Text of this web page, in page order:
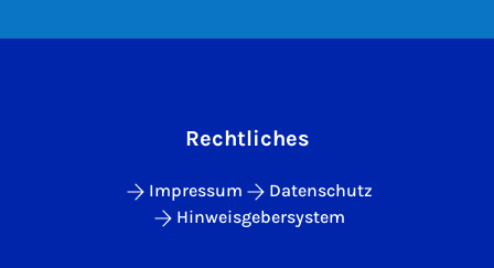
Rechtliches
Impressum
Datenschutz
Hinweisgebersystem